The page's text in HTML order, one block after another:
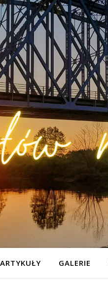
ARTYKUŁY GALERIE